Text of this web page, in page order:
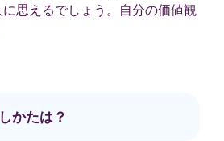
思えるでしょう。自分の価値観
かたは？